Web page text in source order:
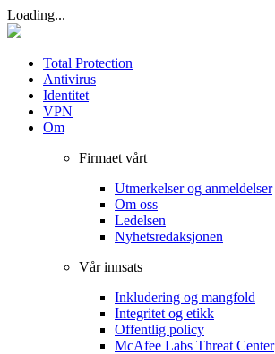
Loading...
Total Protection
Antivirus
Identitet
VPN
Om
Firmaet vårt
Utmerkelser og anmeldelser
Om oss
Ledelsen
Nyhetsredaksjonen
Vår innsats
Inkludering og mangfold
Integritet og etikk
Offentlig policy
McAfee Labs Threat Center